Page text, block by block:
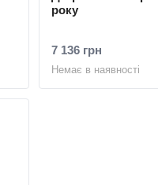
року
7 136 грн
Немає в наявності